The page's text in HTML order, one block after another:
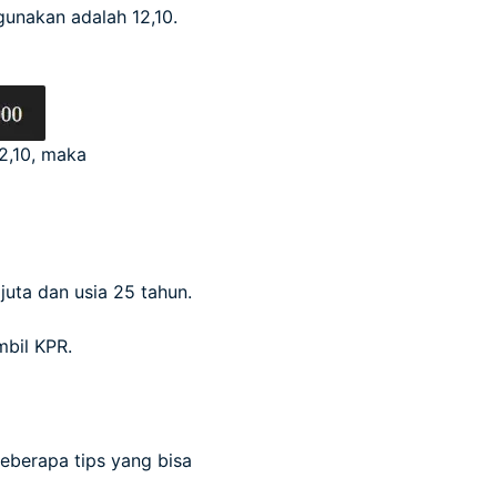
adalah 12,10.
maka
dan usia 25 tahun.
KPR.
tips yang bisa